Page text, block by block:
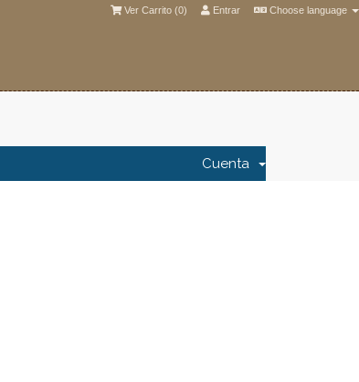
Choose language
Entrar
Ver Carrito (0)
Cuenta